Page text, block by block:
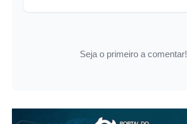
Seja o primeiro a comentar!